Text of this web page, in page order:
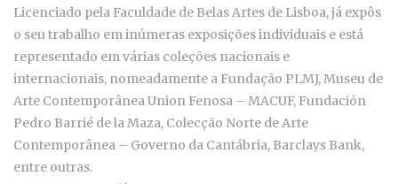
Licenciado pela Faculdade de Belas Artes de Lisboa, já expôs
o seu trabalho em inúmeras exposições individuais e está
representado em várias coleções nacionais e
internacionais, nomeadamente a Fundação PLMJ, Museu de
Arte Contemporânea Union Fenosa – MACUF, Fundación
Pedro Barrié de la Maza, Colecção Norte de Arte
Contemporânea – Governo da Cantábria, Barclays Bank,
entre outras.